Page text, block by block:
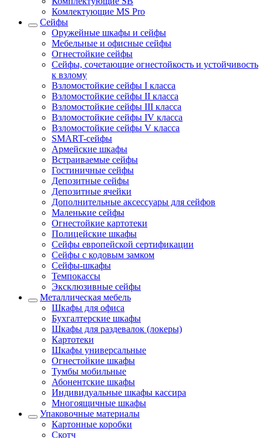
Комлектующие MS Pro
Сейфы
Оружейные шкафы и сейфы
Мебельные и офисные сейфы
Огнестойкие сейфы
Сейфы, сочетающие огнестойкость и устойчивость
к взлому
Взломостойкие сейфы I класса
Взломостойкие сейфы II класса
Взломостойкие сейфы III класса
Взломостойкие сейфы IV класса
Взломостойкие сейфы V класса
SMART-сейфы
Армейские шкафы
Встраиваемые сейфы
Гостиничные сейфы
Депозитные сейфы
Депозитные ячейки
Дополнительные аксессуары для сейфов
Маленькие сейфы
Огнестойкие картотеки
Полицейские шкафы
Сейфы европейской сертификации
Сейфы с кодовым замком
Сейфы-шкафы
Темпокассы
Эксклюзивные сейфы
Металлическая мебель
Шкафы для офиса
Бухгалтерские шкафы
Шкафы для раздевалок (локеры)
Картотеки
Шкафы универсальные
Огнестойкие шкафы
Тумбы мобильные
Абонентские шкафы
Индивидуальные шкафы кассира
Многоящичные шкафы
Упаковочные материалы
Картонные коробки
Скотч